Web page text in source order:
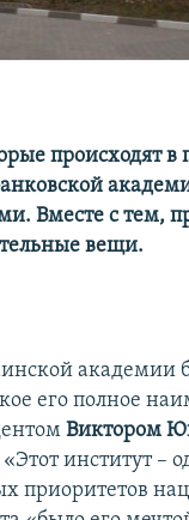
происходят в
Вместе с тем,
вещи.
академии
его полное
Виктором
институт –
приоритетов